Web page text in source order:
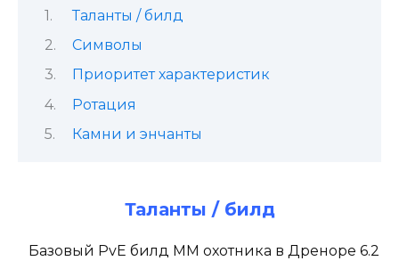
Таланты / билд
Символы
Приоритет характеристик
Ротация
Камни и энчанты
Таланты / билд
Базовый PvE билд ММ охотника в Дреноре 6.2